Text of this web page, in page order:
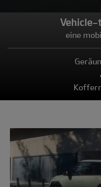
eine
wählen: